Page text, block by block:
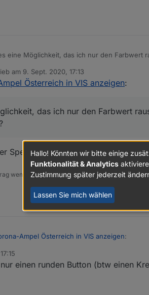
eine Möglichkeit, das ich nur den Farbwert
am 9. Sept. 2020, 17:13
editiert von
Österreich in VIS anzeigen:
das ich nur den Farbwert
Spezialist.
wenn er euch geholfen hat.
Ampel Österreich in VIS anzeigen:
Möglichkeit, das ich nur den Farbwert
einen runden Button (btw einen
Hallo! Könnten wir bitte einige
Funktionalität & Analytics
Zustimmung später jederzeit
Lassen Sie mich wählen